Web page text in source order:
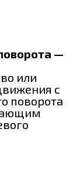
—
или
с
поворота